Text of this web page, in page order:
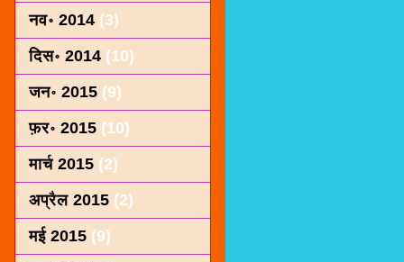
नव॰ 2014 (3)
दिस॰ 2014 (10)
जन॰ 2015 (9)
फ़र॰ 2015 (10)
मार्च 2015 (2)
अप्रैल 2015 (2)
मई 2015 (9)